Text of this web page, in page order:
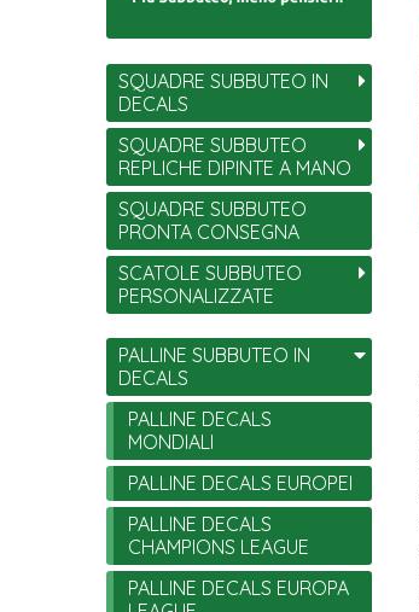
SQUADRE SUBBUTEO IN
DECALS
SQUADRE SUBBUTEO
REPLICHE DIPINTE A MANO
SQUADRE SUBBUTEO
PRONTA CONSEGNA
SCATOLE SUBBUTEO
PERSONALIZZATE
PALLINE SUBBUTEO IN
DECALS
PALLINE DECALS
MONDIALI
PALLINE DECALS EUROPEI
PALLINE DECALS
CHAMPIONS LEAGUE
PALLINE DECALS EUROPA